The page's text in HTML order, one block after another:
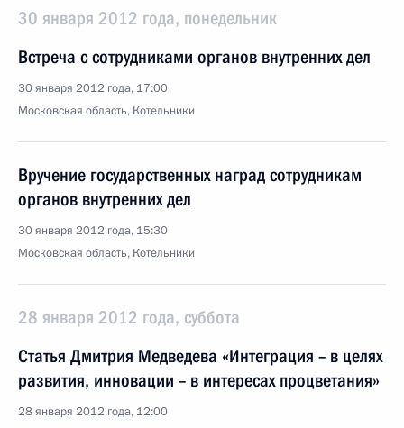
30 января 2012 года, понедельник
Встреча с сотрудниками органов внутренних дел
30 января 2012 года, 17:00
Московская область, Котельники
Вручение государственных наград сотрудникам
органов внутренних дел
30 января 2012 года, 15:30
Московская область, Котельники
28 января 2012 года, суббота
Статья Дмитрия Медведева «Интеграция – в целях
развития, инновации – в интересах процветания»
28 января 2012 года, 12:00